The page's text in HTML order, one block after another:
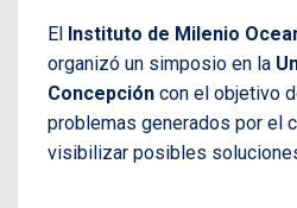
El Instituto de Milenio
organizó un simposio en la
Concepción con el objetivo
problemas generados por el
visibilizar posibles